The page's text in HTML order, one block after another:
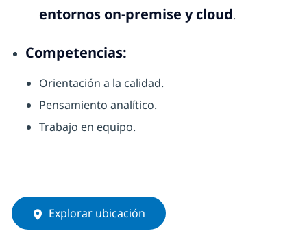
entornos on-premise y cloud.
Competencias:
Orientación a la calidad.
Pensamiento analítico.
Trabajo en equipo.
Explorar ubicación